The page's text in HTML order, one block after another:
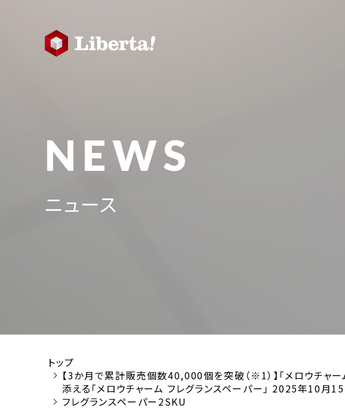
NEWS
ニュース
トップ
【3か月で累計販売個数40,000個を突破（※1）】「メロウチャ
添える「メロウチャーム フレグランスペーパー」 2025年10月15
フレグランスペーパー2SKU